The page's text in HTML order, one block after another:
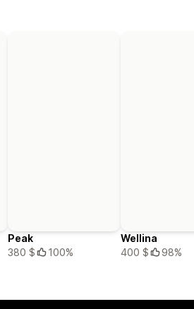
Peak
380 $
100%
Wellina
400 $
98%